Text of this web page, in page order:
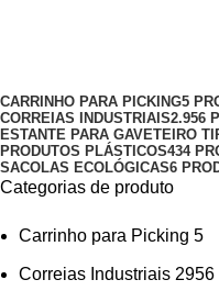
CARRINHO PARA PICKING5
CORREIAS INDUSTRIAIS2.956
ESTANTE PARA GAVETEIRO
PRODUTOS PLÁSTICOS434
SACOLAS ECOLÓGICAS6
Categorias de produto
Carrinho para Picking 5
Correias Industriais 2956